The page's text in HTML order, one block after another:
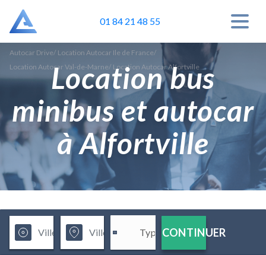
01 84 21 48 55
Autocar Drive/ Location Autocar Ile de France/
Location Autocar Val-de-Marne/ Location Autocar Alfortville
Location bus
minibus et autocar
à Alfortville
CONTINUER